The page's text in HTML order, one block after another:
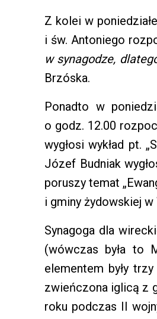
Z kolei w
i św. Antoniego
w synagodze,
Brzóska.
Ponadto w
o godz. 12.00
wygłosi wykład pt.
Józef Budniak
poruszy temat
i gminy żydowskiej
Synagoga dla
(wówczas była to
elementem były
zwieńczona iglicą z
roku podczas II